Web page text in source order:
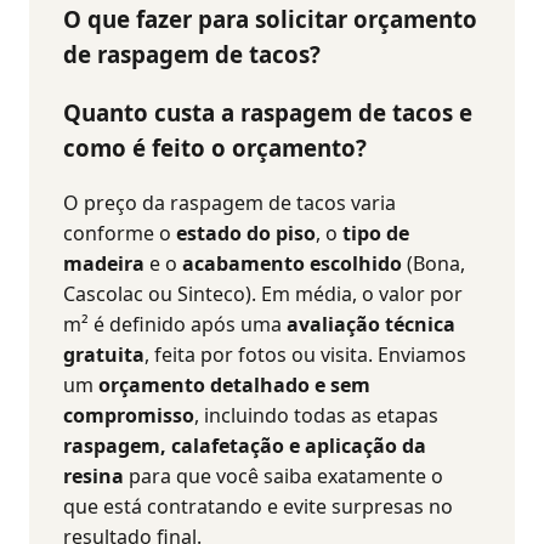
O que fazer para solicitar orçamento
de raspagem de tacos?
Quanto custa a raspagem de tacos e
como é feito o orçamento?
O preço da raspagem de tacos varia
conforme o estado do piso, o tipo de
madeira e o acabamento escolhido(Bona,
Cascolac ou Sinteco). Em média, o valor por
m² é definido após uma avaliação técnica
gratuita, feita por fotos ou visita. Enviamos
um orçamento detalhado e sem
compromisso, incluindo todas as etapas
raspagem, calafetação e aplicação da
resina para que você saiba exatamente o
que está contratando e evite surpresas no
resultado final.